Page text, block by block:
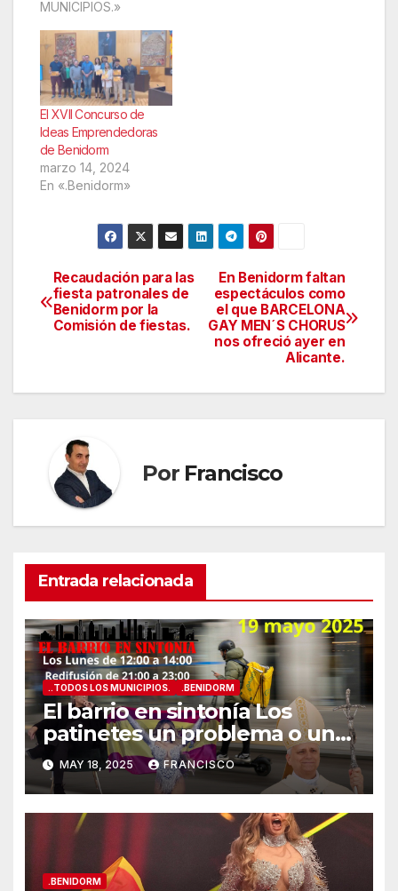
MUNICIPIOS.»
El XVII Concurso de
Ideas Emprendedoras
de Benidorm
marzo 14, 2024
En «.Benidorm»
Navegación
de
En Benidorm faltan
espectáculos como
el que BARCELONA
GAY MEN´S CHORUS
nos ofreció ayer en
Alicante.
Recaudación para las
fiesta patronales de
Benidorm por la
Comisión de fiestas.
Por Francisco
Entrada relacionada
..TODOS LOS MUNICIPIOS. .BENIDORM
El barrio en sintonía Los
patinetes un problema o una
solución?
MAY 18, 2025 FRANCISCO
.BENIDORM